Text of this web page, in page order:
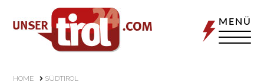
MENÜ
HOME
SÜDTIROL